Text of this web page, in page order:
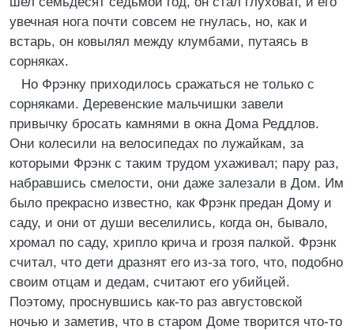
увечная нога почти совсем не гнулась, но, как и
встарь, он ковылял между клумбами, путаясь в
сорняках.
Но Фрэнку приходилось сражаться не только с
сорняками. Деревенские мальчишки завели
привычку бросать камнями в окна Дома Реддлов.
Они колесили на велосипедах по лужайкам, за
которыми Фрэнк с таким трудом ухаживал; пару раз,
набравшись смелости, они даже залезали в Дом. Им
было прекрасно известно, как Фрэнк предан Дому и
саду, и они от души веселились, когда он, бывало,
хромал по саду, хрипло крича и грозя палкой. Фрэнк
считал, что дети дразнят его из-за того, что, подобно
своим отцам и дедам, считают его убийцей.
Поэтому, проснувшись как-то раз августовской
ночью и заметив, что в старом Доме творится что-то